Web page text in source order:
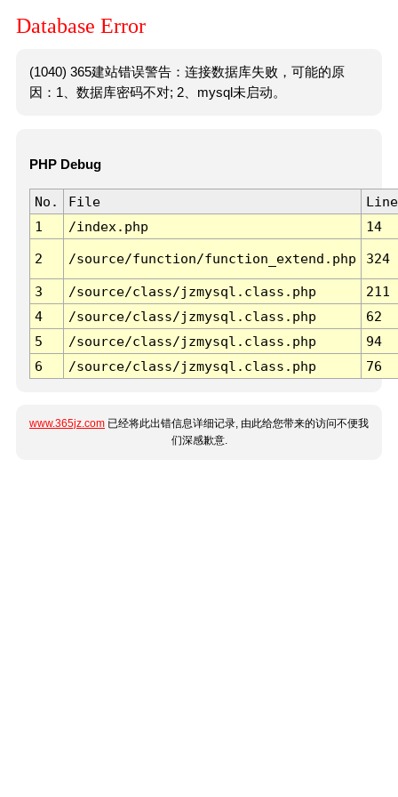
Database Error
(1040) 365建站错误警告：连接数据库失败，可能的原
因：1、数据库密码不对; 2、mysql未启动。
PHP Debug
No. File
Line
1
/index.php 14
2 /source/function/function_extend.php 324
3 /source/class/jzmysql.class.php
211
4
/source/class/jzmysql.class.php
62
5
/source/class/jzmysql.class.php
94
6
/source/class/jzmysql.class.php 76
www.365jz.com 已经将此出错信息详细记录, 由此给您带来的访问不便我
们深感歉意.